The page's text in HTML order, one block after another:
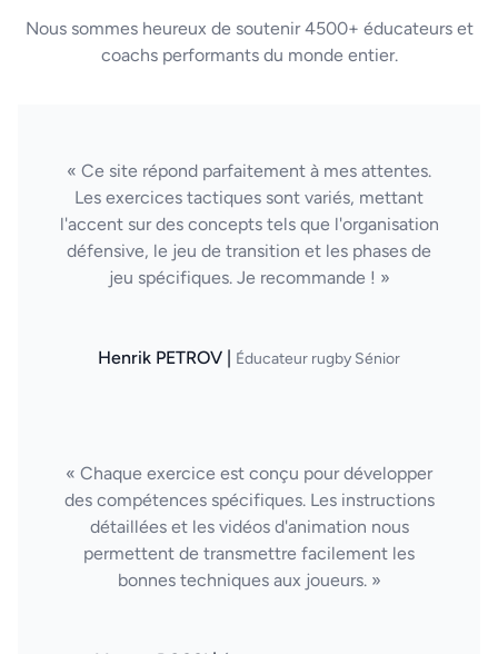
Nous sommes heureux de soutenir 4500+ éducateurs et
coachs performants du monde entier.
« Ce site répond parfaitement à mes attentes.
Les exercices tactiques sont variés, mettant
l'accent sur des concepts tels que l'organisation
défensive, le jeu de transition et les phases de
jeu spécifiques. Je recommande ! »
Henrik PETROV | Éducateur rugby Sénior
« Chaque exercice est conçu pour développer
des compétences spécifiques. Les instructions
détaillées et les vidéos d'animation nous
permettent de transmettre facilement les
bonnes techniques aux joueurs. »